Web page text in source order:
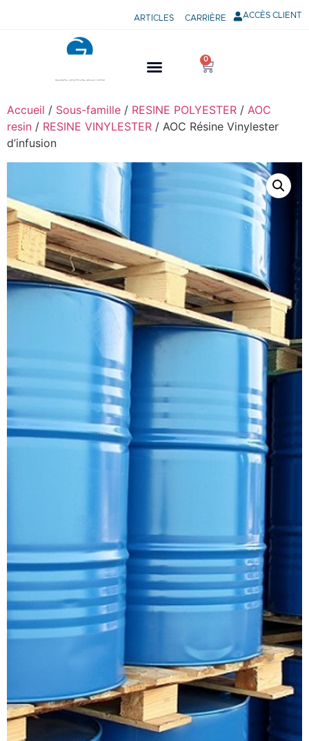
ACCÈS CLIENT
CARRIÈRE
ARTICLES
0
Accueil / Sous-famille / RESINE POLYESTER / AOC
resin / RESINE VINYLESTER / AOC Résine Vinylester
d’infusion